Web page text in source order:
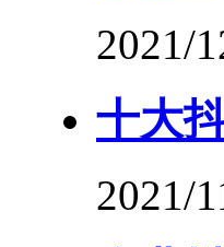
2021/
十大
2021/